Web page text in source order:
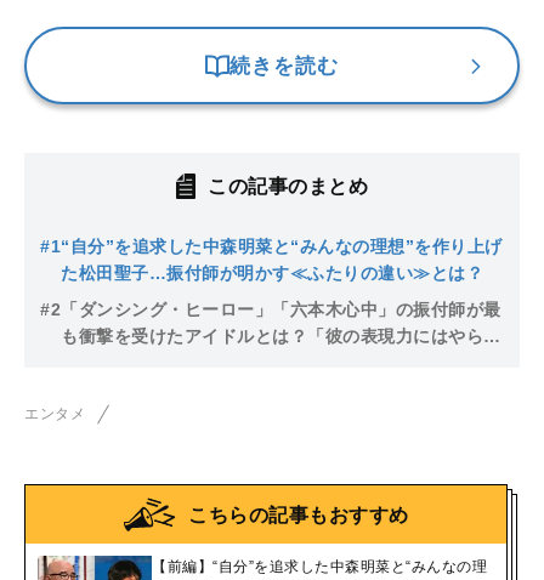
続きを読む
この記事のまとめ
#1“自分”を追求した中森明菜と“みんなの理想”を作り上げ
た松田聖子…振付師が明かす≪ふたりの違い≫とは？
#2 「ダンシング・ヒーロー」「六本木心中」の振付師が最
も衝撃を受けたアイドルとは？「彼の表現力にはやられ
エンタメ
こちらの記事もおすすめ
【前編】“自分”を追求した中森明菜と“みんなの理